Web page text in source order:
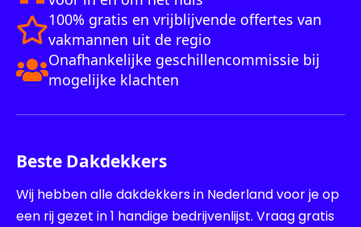
100% gratis en vrijblijvende offertes van
vakmannen uit de regio
Onafhankelijke geschillencommissie bij
mogelijke klachten
Beste Dakdekkers
Wij hebben alle dakdekkers in Nederland voor je op
een rij gezet in 1 handige bedrijvenlijst. Vraag gratis